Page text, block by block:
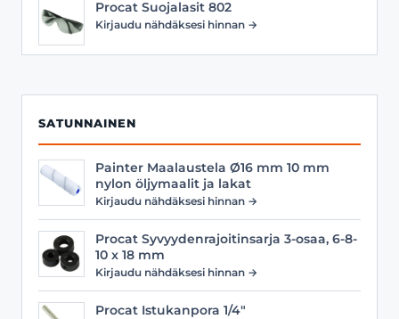
Procat Suojalasit 802
Kirjaudu nähdäksesi hinnan →
SATUNNAINEN
Painter Maalaustela Ø16 mm 10 mm
nylon öljymaalit ja lakat
Kirjaudu nähdäksesi hinnan →
Procat Syvyydenrajoitinsarja 3-osaa, 6-8-
10 x 18 mm
Kirjaudu nähdäksesi hinnan →
Procat Istukanpora 1/4"